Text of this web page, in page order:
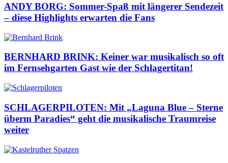
ANDY BORG: Sommer-Spaß mit längerer Sendezeit
– diese Highlights erwarten die Fans
BERNHARD BRINK: Keiner war musikalisch so oft
im Fernsehgarten Gast wie der Schlagertitan!
SCHLAGERPILOTEN: Mit „Laguna Blue – Sterne
überm Paradies“ geht die musikalische Traumreise
weiter